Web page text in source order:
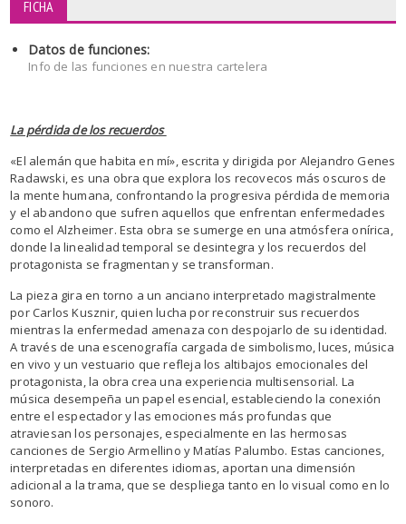
FICHA
Datos de funciones:
Info de las funciones en nuestra cartelera
La pérdida de los recuerdos
«El alemán que habita en mí», escrita y dirigida por Alejandro Genes
Radawski, es una obra que explora los recovecos más oscuros de
la mente humana, confrontando la progresiva pérdida de memoria
y el abandono que sufren aquellos que enfrentan enfermedades
como el Alzheimer. Esta obra se sumerge en una atmósfera onírica,
donde la linealidad temporal se desintegra y los recuerdos del
protagonista se fragmentan y se transforman.
La pieza gira en torno a un anciano interpretado magistralmente
por Carlos Kusznir, quien lucha por reconstruir sus recuerdos
mientras la enfermedad amenaza con despojarlo de su identidad.
A través de una escenografía cargada de simbolismo, luces, música
en vivo y un vestuario que refleja los altibajos emocionales del
protagonista, la obra crea una experiencia multisensorial. La
música desempeña un papel esencial, estableciendo la conexión
entre el espectador y las emociones más profundas que
atraviesan los personajes, especialmente en las hermosas
canciones de Sergio Armellino y Matías Palumbo. Estas canciones,
interpretadas en diferentes idiomas, aportan una dimensión
adicional a la trama, que se despliega tanto en lo visual como en lo
sonoro.